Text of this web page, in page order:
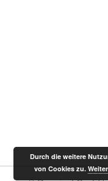
Durch die weitere
von Cookies zu.